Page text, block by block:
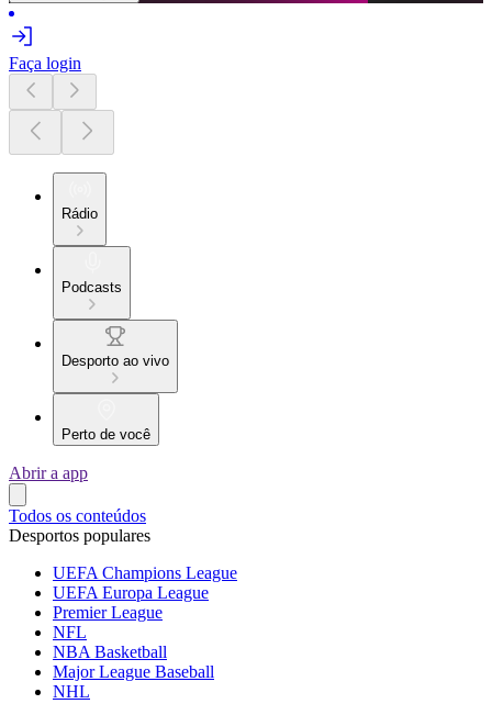
Faça login
Rádio
Podcasts
Desporto ao vivo
Perto de você
Abrir a app
Todos os conteúdos
Desportos populares
UEFA Champions League
UEFA Europa League
Premier League
NFL
NBA Basketball
Major League Baseball
NHL